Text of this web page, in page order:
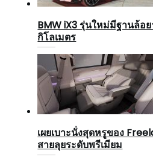
BMW iX3 รุ่นใหม่มีฐานล้อ
กิโลเมตร
เผยเบาะนั่งสุดหรูของ
สายลุยระดับพรีเมียม